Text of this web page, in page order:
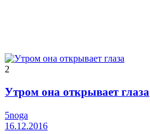
2
Утром она открывает глаза
5noga
16.12.2016